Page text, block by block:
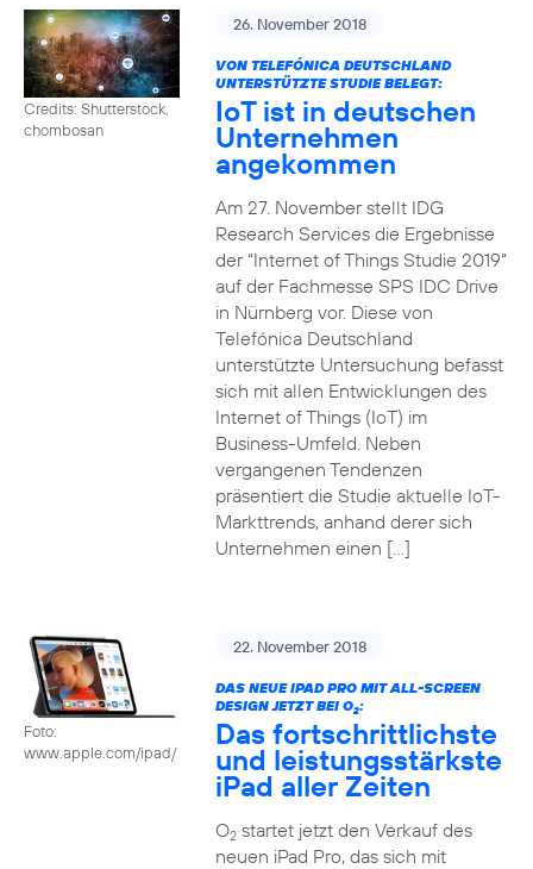
Credits: Shutterstock,
chombosan
26. November 2018
VON TELEFÓNICA DEUTSCHLAND
UNTERSTÜTZTE STUDIE BELEGT:
IoT ist in deutschen
Unternehmen
angekommen
Am 27. November stellt IDG
Research Services die Ergebnisse
der “Internet of Things Studie 2019“
auf der Fachmesse SPS IDC Drive
in Nürnberg vor. Diese von
Telefónica Deutschland
unterstützte Untersuchung befasst
sich mit allen Entwicklungen des
Internet of Things (IoT) im
Business-Umfeld. Neben
vergangenen Tendenzen
präsentiert die Studie aktuelle IoT-
Markttrends, anhand derer sich
Unternehmen einen […]
Foto:
www.apple.com/ipad/
22. November 2018
DAS NEUE IPAD PRO MIT ALL-SCREEN
DESIGN JETZT BEI O2:
Das fortschrittlichste
und leistungsstärkste
iPad aller Zeiten
O2startet jetzt den Verkauf des
neuen iPad Pro, das sich mit